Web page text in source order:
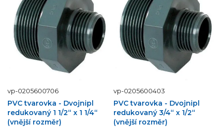
vp-0205600706
PVC tvarovka - Dvojnipl
redukovaný 1 1/2“ x 1 1/4“
(vnější rozměr)
vp-0205600403
PVC tvarovka - Dvojnipl
redukovaný 3/4“ x 1/2“
(vnější rozměr)